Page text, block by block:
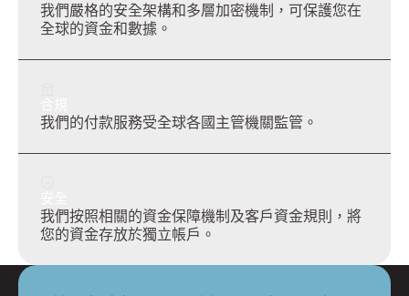
我們嚴格的安全架構和多層加密機制，可保護您在
全球的資金和數據。
我們的付款服務受全球各國主管機關監管。
我們按照相關的資金保障機制及客戶資金規則，將
您的資金存放於獨立帳戶。